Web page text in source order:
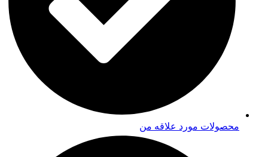
محصولات مورد علاقه من